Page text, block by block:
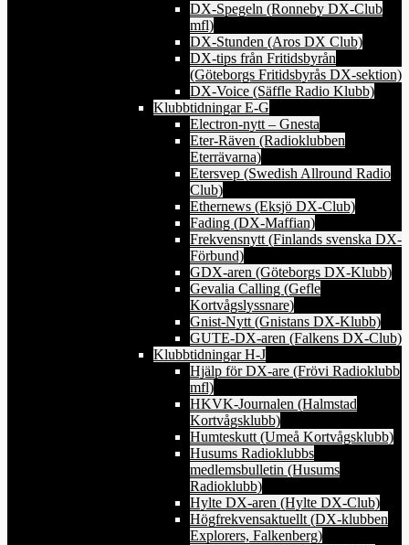
DX-Spegeln (Ronneby DX-Club
mfl)
DX-Stunden (Aros DX Club)
DX-tips från Fritidsbyrån
(Göteborgs Fritidsbyrås DX-sektion)
DX-Voice (Säffle Radio Klubb)
Klubbtidningar E-G
Electron-nytt – Gnesta
Eter-Räven (Radioklubben
Eterrävarna)
Etersvep (Swedish Allround Radio
Club)
Ethernews (Eksjö DX-Club)
Fading (DX-Maffian)
Frekvensnytt (Finlands svenska DX-
Förbund)
GDX-aren (Göteborgs DX-Klubb)
Gevalia Calling (Gefle
Kortvågslyssnare)
Gnist-Nytt (Gnistans DX-Klubb)
GUTE-DX-aren (Falkens DX-Club)
Klubbtidningar H-J
Hjälp för DX-are (Frövi Radioklubb
mfl)
HKVK-Journalen (Halmstad
Kortvågsklubb)
Humteskutt (Umeå Kortvågsklubb)
Husums Radioklubbs
medlemsbulletin (Husums
Radioklubb)
Hylte DX-aren (Hylte DX-Club)
Högfrekvensaktuellt (DX-klubben
Explorers, Falkenberg)